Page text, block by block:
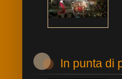
In punta di